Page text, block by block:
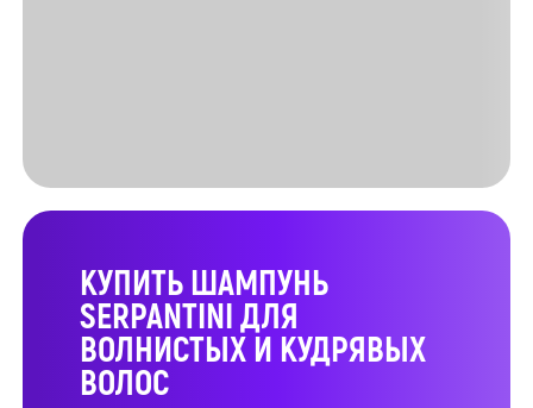
КУПИТЬ ШАМПУНЬ
SERPANTINI ДЛЯ
ВОЛНИСТЫХ И КУДРЯВЫХ
ВОЛОС